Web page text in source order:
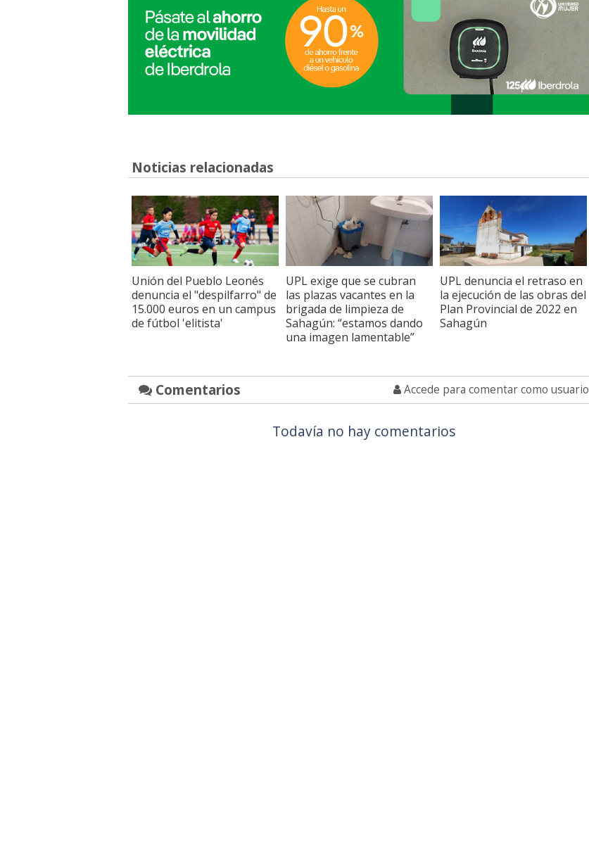
Noticias relacionadas
Unión del Pueblo Leonés
denuncia el "despilfarro" de
15.000 euros en un campus
de fútbol 'elitista'
UPL exige que se cubran
las plazas vacantes en la
brigada de limpieza de
Sahagún: “estamos dando
una imagen lamentable”
UPL denuncia el retraso en
la ejecución de las obras del
Plan Provincial de 2022 en
Sahagún
Comentarios Accede para comentar como usuario
Todavía no hay comentarios